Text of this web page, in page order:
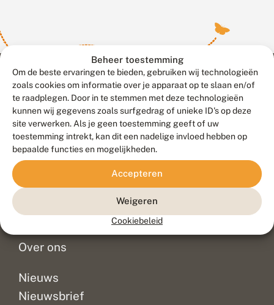
Beheer toestemming
Om de beste ervaringen te bieden, gebruiken wij technologieën
zoals cookies om informatie over je apparaat op te slaan en/of
te raadplegen. Door in te stemmen met deze technologieën
kunnen wij gegevens zoals surfgedrag of unieke ID's op deze
site verwerken. Als je geen toestemming geeft of uw
toestemming intrekt, kan dit een nadelige invloed hebben op
bepaalde functies en mogelijkheden.
Accepteren
Weigeren
Cookiebeleid
Contact
Veelgestelde vragen
Doneer
Over ons
Nieuws
Nieuwsbrief
Meld waarnemingen© 2026 Vlinderstichting
Duurzaam ontwikkeld door
Go2People
, ontworpen door
Blue Field Agency
Privacy
Disclaimer
Sitemap